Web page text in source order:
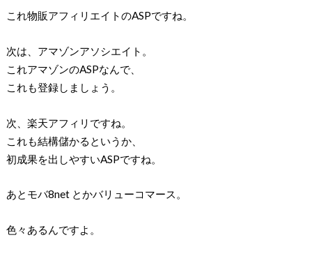
これ物販アフィリエイトのASPですね。
次は、アマゾンアソシエイト。
これアマゾンのASPなんで、
これも登録しましょう。
次、楽天アフィリですね。
これも結構儲かるというか、
初成果を出しやすいASPですね。
あとモバ8net とかバリューコマース。
色々あるんですよ。